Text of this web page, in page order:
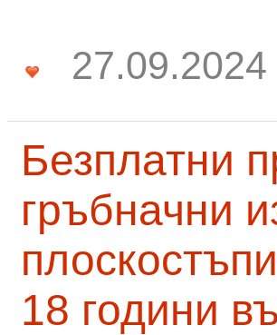
27.09.2024
Безплатни
гръбначни
18 години